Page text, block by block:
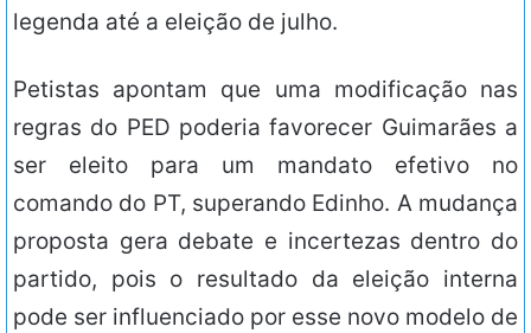
legenda até a eleição de julho.
Petistas apontam que uma modificação nas
regras do PED poderia favorecer Guimarães a
ser eleito para um mandato efetivo no
comando do PT, superando Edinho. A mudança
proposta gera debate e incertezas dentro do
partido, pois o resultado da eleição interna
pode ser influenciado por esse novo modelo de